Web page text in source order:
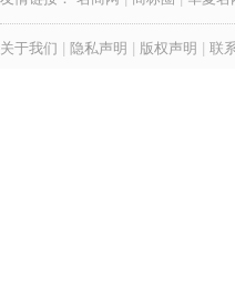
关于我们 隐私声明 版权声明 联